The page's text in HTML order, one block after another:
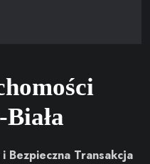
Bezpieczna Transakcja